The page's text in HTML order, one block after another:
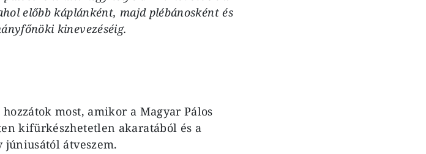
előbb káplánként, majd plébánosként és
kinevezéséig.
most, amikor a Magyar Pálos
kifürkészhetetlen akaratából és a
júniusától átveszem.